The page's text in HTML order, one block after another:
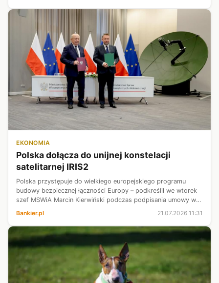
EKONOMIA
Polska dołącza do unijnej konstelacji
satelitarnej IRIS2
Polska przystępuje do wielkiego europejskiego programu
budowy bezpiecznej łączności Europy – podkreślił we wtorek
szef MSWiA Marcin Kierwiński podczas podpisania umowy w
system będzie gwarantow...
Bankier.pl 21.07.2026 11:31